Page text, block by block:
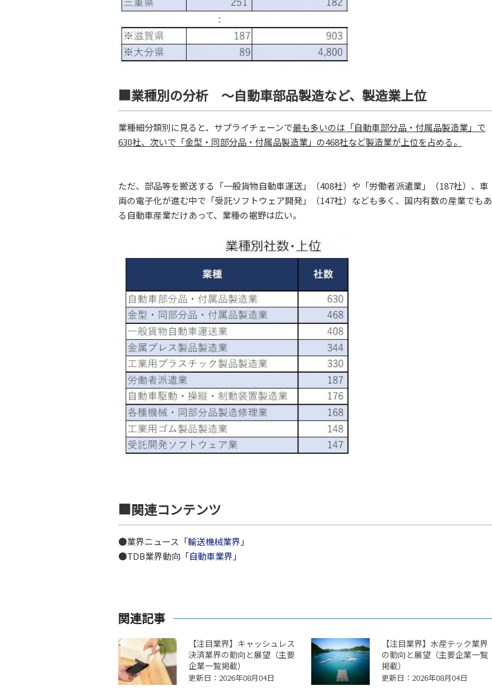
■業種別の分析 ～自動車部品製造など、製造業上位
業種細分類別に見ると、サプライチェーンで最も多いのは「自動車部分品・付属品製造業」で
630社、次いで「金型・同部分品・付属品製造業」の468社など製造業が上位を占める。
ただ、部品等を搬送する「一般貨物自動車運送」（408社）や「労働者派遣業」（187社）、車
両の電子化が進む中で「受託ソフトウェア開発」（147社）なども多く、国内有数の産業でもあ
る自動車産業だけあって、業種の裾野は広い。
■関連コンテンツ
●業界ニュース 「輸送機械業界」
●TDB業界動向 「自動車業界」
関連記事
【注目業界】キャッシュレス
決済業界の動向と展望（主要
企業一覧掲載）
更新日：2026年08月04日
【注目業界】水産テック業界
の動向と展望（主要企業一覧
掲載）
更新日：2026年08月04日